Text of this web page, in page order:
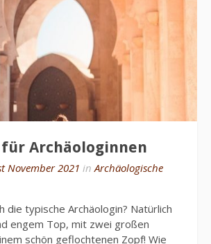
Archäologinnen
November 2021 inArchäologische
die typische Archäologin? Natürlich
engem Top, mit zwei großen
schön geflochtenen Zopf! Wie